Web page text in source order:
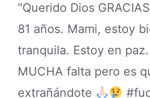
"Querido Dios
81 años. Mami, estoy
tranquila. Estoy en
MUCHA falta pero es
extrañándote